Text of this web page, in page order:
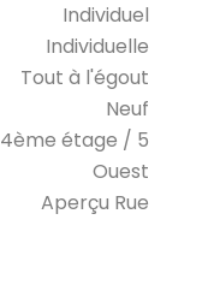
Individuel
Individuelle
Tout à l'égout
Neuf
4ème étage / 5
Ouest
Aperçu Rue